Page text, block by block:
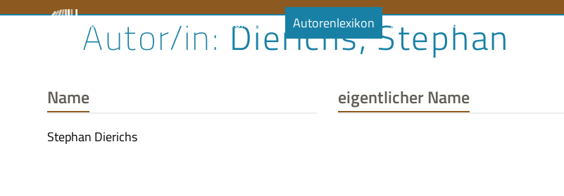
Literaturrat Audiobibliothek Autorenlexikon Literaturlandschaft
Dierichs, Stephan
Name
Stephan Dierichs
eigentlicher Name